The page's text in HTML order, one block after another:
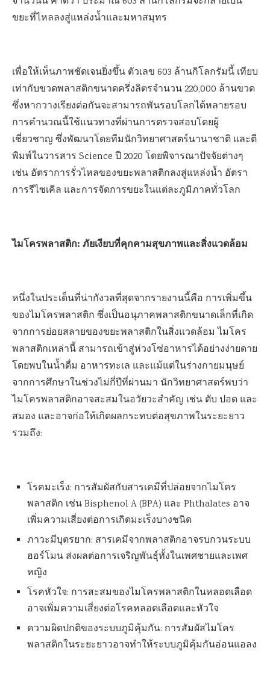
ขยะที่ไหลลงสู่แหล่งน้ำและมหาสมุทร
เพื่อให้เห็นภาพชัดเจนยิ่งขึ้น ตัวเลข 603 ล้านกิโลกรัมนี้ เทียบ
เท่ากับขวดพลาสติกขนาดครึ่งลิตรจำนวน 220,000 ล้านขวด
ซึ่งหากวางเรียงต่อกันจะสามารถพันรอบโลกได้หลายรอบ
การคำนวณนี้ใช้แนวทางที่ผ่านการตรวจสอบโดยผู้
เชี่ยวชาญ ซึ่งพัฒนาโดยทีมนักวิทยาศาสตร์นานาชาติ และตี
พิมพ์ในวารสาร Science ปี 2020 โดยพิจารณาปัจจัยต่างๆ
เช่น อัตราการรั่วไหลของขยะพลาสติกลงสู่แหล่งน้ำ อัตรา
การรีไซเคิล และการจัดการขยะในแต่ละภูมิภาคทั่วโลก
ไมโครพลาสติก: ภัยเงียบที่คุกคามสุขภาพและสิ่งแวดล้อม
หนึ่งในประเด็นที่น่ากังวลที่สุดจากรายงานนี้คือ การเพิ่มขึ้น
ของไมโครพลาสติก ซึ่งเป็นอนุภาคพลาสติกขนาดเล็กที่เกิด
จากการย่อยสลายของขยะพลาสติกในสิ่งแวดล้อม ไมโคร
พลาสติกเหล่านี้ สามารถเข้าสู่ห่วงโซ่อาหารได้อย่างง่ายดาย
โดยพบในน้ำดื่ม อาหารทะเล และแม้แต่ในร่างกายมนุษย์
จากการศึกษาในช่วงไม่กี่ปีที่ผ่านมา นักวิทยาศาสตร์พบว่า
ไมโครพลาสติกอาจสะสมในอวัยวะสำคัญ เช่น ตับ ปอด และ
สมอง และอาจก่อให้เกิดผลกระทบต่อสุขภาพในระยะยาว
รวมถึง:
โรคมะเร็ง: การสัมผัสกับสารเคมีที่ปล่อยจากไมโคร
พลาสติก เช่น Bisphenol A (BPA) และ Phthalates อาจ
เพิ่มความเสี่ยงต่อการเกิดมะเร็งบางชนิด
ภาวะมีบุตรยาก: สารเคมีจากพลาสติกอาจรบกวนระบบ
ฮอร์โมน ส่งผลต่อการเจริญพันธุ์ทั้งในเพศชายและเพศ
หญิง
โรคหัวใจ: การสะสมของไมโครพลาสติกในหลอดเลือด
อาจเพิ่มความเสี่ยงต่อโรคหลอดเลือดและหัวใจ
ความผิดปกติของระบบภูมิคุ้มกัน: การสัมผัสไมโคร
พลาสติกในระยะยาวอาจทำให้ระบบภูมิคุ้มกันอ่อนแอลง